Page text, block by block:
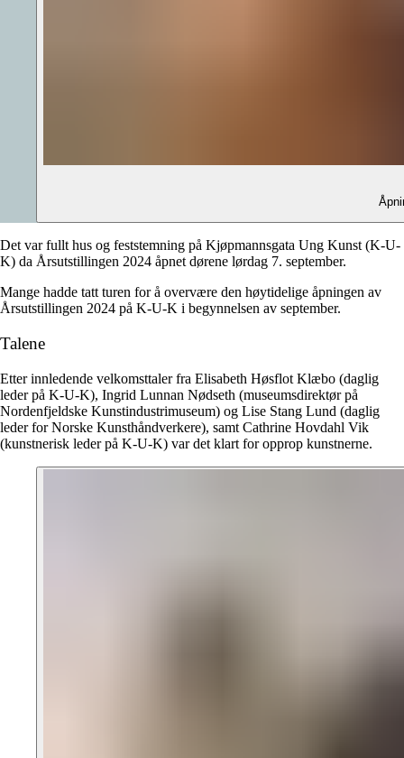
Det var fullt hus og feststemning på Kjøpmannsgata Ung Kunst (K-U-
K) da Årsutstillingen 2024 åpnet dørene lørdag 7. september.
Mange hadde tatt turen for å overvære den høytidelige åpningen av
Årsutstillingen 2024 på K-U-K i begynnelsen av september.
Talene
Etter innledende velkomsttaler fra Elisabeth Høsflot Klæbo (daglig
leder på K-U-K), Ingrid Lunnan Nødseth (museumsdirektør på
Nordenfjeldske Kunstindustrimuseum) og Lise Stang Lund (daglig
leder for Norske Kunsthåndverkere), samt Cathrine Hovdahl Vik
(kunstnerisk leder på K-U-K) var det klart for opprop kunstnerne.